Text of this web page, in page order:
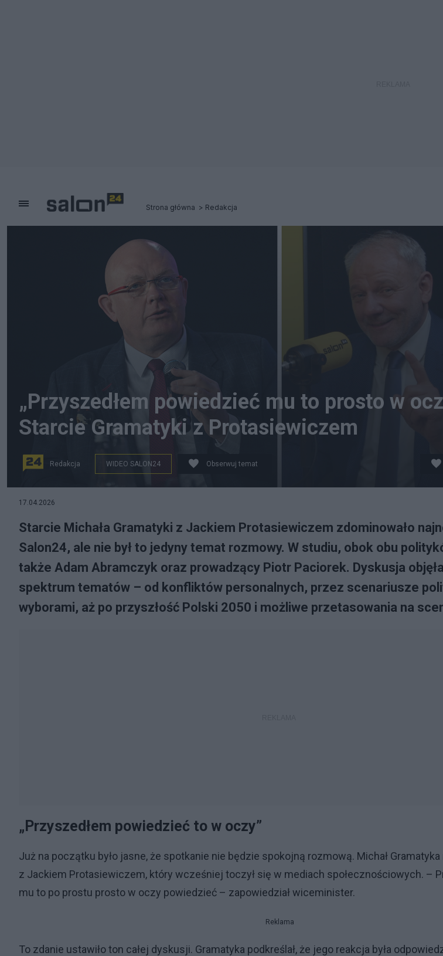
Strona główna Redakcja
„Przyszedłem powiedzieć mu to prosto w
Starcie Gramatyki z Protasiewiczem
Redakcja WIDEO SALON24 Obserwuj temat
17.04.2026
Starcie Michała Gramatyki z Jackiem Protasiewiczem zdominowało
Salon24, ale nie był to jedyny temat rozmowy. W studiu, obok obu
także Adam Abramczyk oraz prowadzący Piotr Paciorek. Dyskusja
spektrum tematów – od konfliktów personalnych, przez scenariusze
wyborami, aż po przyszłość Polski 2050 i możliwe przetasowania na
„Przyszedłem powiedzieć to w oczy”
Już na początku było jasne, że spotkanie nie będzie spokojną rozmową. Michał
z Jackiem Protasiewiczem, który wcześniej toczył się w mediach społecznościowych. –
mu to po prostu prosto w oczy powiedzieć – zapowiedział wiceminister.
Reklama
To zdanie ustawiło ton całej dyskusji. Gramatyka podkreślał, że jego reakcja była